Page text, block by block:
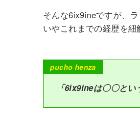
そんな6ix9ineですが、
いやこれまでの経歴を
pucho henza
「6ix9ineは〇〇と